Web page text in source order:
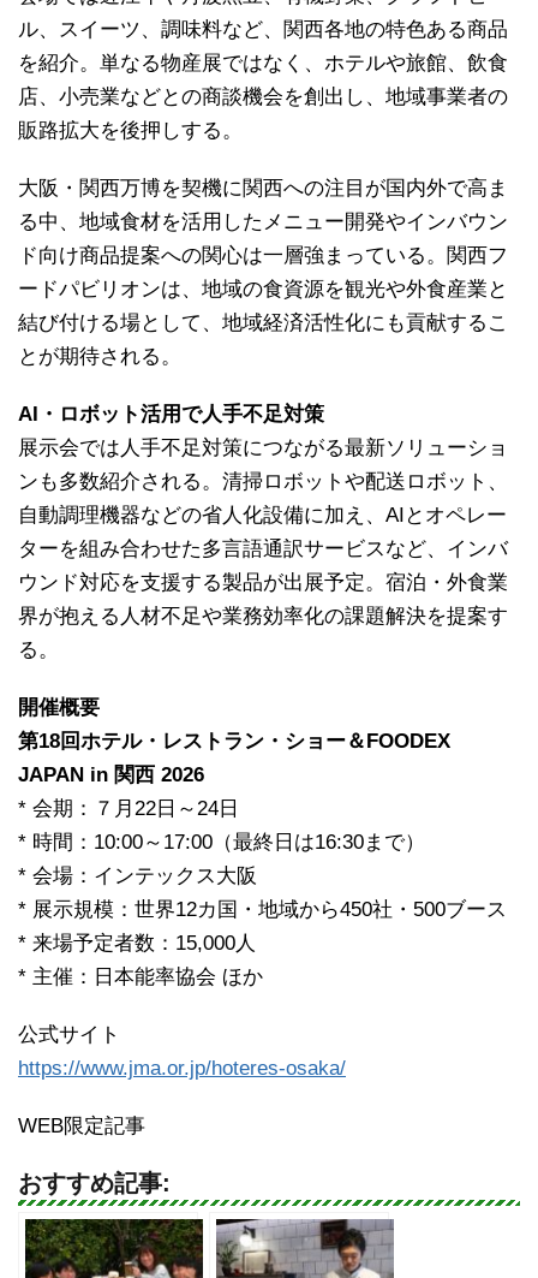
ル、スイーツ、調味料など、関西各地の特色ある商品
を紹介。単なる物産展ではなく、ホテルや旅館、飲食
店、小売業などとの商談機会を創出し、地域事業者の
販路拡大を後押しする。
大阪・関西万博を契機に関西への注目が国内外で高ま
る中、地域食材を活用したメニュー開発やインバウン
ド向け商品提案への関心は一層強まっている。関西フ
ードパビリオンは、地域の食資源を観光や外食産業と
結び付ける場として、地域経済活性化にも貢献するこ
とが期待される。
AI・ロボット活用で人手不足対策
展示会では人手不足対策につながる最新ソリューショ
ンも多数紹介される。清掃ロボットや配送ロボット、
自動調理機器などの省人化設備に加え、AIとオペレー
ターを組み合わせた多言語通訳サービスなど、インバ
ウンド対応を支援する製品が出展予定。宿泊・外食業
界が抱える人材不足や業務効率化の課題解決を提案す
る。
開催概要
第18回ホテル・レストラン・ショー＆FOODEX
JAPAN in 関西 2026
* 会期：７月22日～24日
* 時間：10:00～17:00（最終日は16:30まで）
* 会場：インテックス大阪
* 展示規模：世界12カ国・地域から450社・500ブース
* 来場予定者数：15,000人
* 主催：日本能率協会 ほか
公式サイト
https://www.jma.or.jp/hoteres-osaka/
WEB限定記事
おすすめ記事: